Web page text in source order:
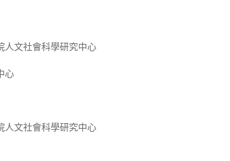
人文社會科學研究中心
心
人文社會科學研究中心